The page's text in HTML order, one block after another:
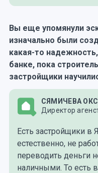
Вы еще упомянули
изначально были
какая-то
банке, пока
застройщики
СЯМИЧЕВА
Директор
Есть застройщики
естественно, не
переводить деньги
наличными. То есть